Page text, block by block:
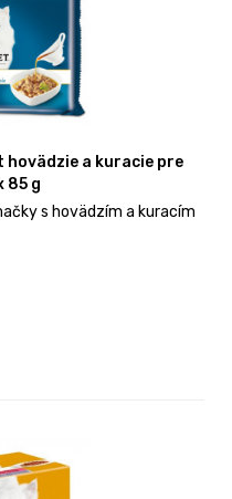
hovädzie a kuracie pre
85 g
s hovädzím a kuracím